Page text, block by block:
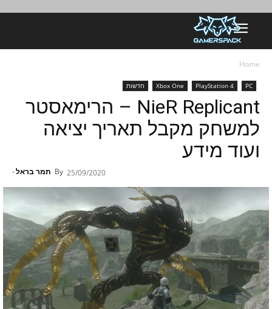
Home
PC
PlayStation 4
Xbox One חדשות
NieR Replicant – הרימאסטר
למשחק מקבל תאריך יציאה
ועוד מידע
By תמר בראל- 25/09/2020